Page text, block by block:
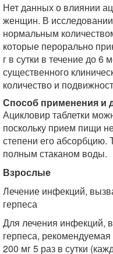
Нет данных о влиянии
женщин. В
нормальным
которые перорально
г в сутки в течение до 6
существенного
количество и
Способ применения и
Ацикловир таблетки
поскольку прием пищи
степени его абсорбцию.
полным стаканом воды.
Взрослые
Лечение инфекций,
герпеса
Для лечения инфекций,
герпеса,
200 мг 5 раз в сутки